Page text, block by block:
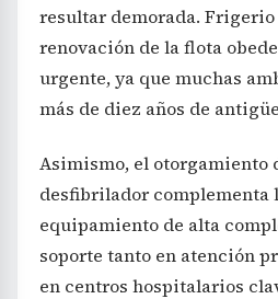
resultar demorada. Frigerio
renovación de la flota
urgente, ya que muchas
más de diez años de
Asimismo, el otorgamiento
desfibrilador complementa
equipamiento de alta
soporte tanto en atención
en centros hospitalarios